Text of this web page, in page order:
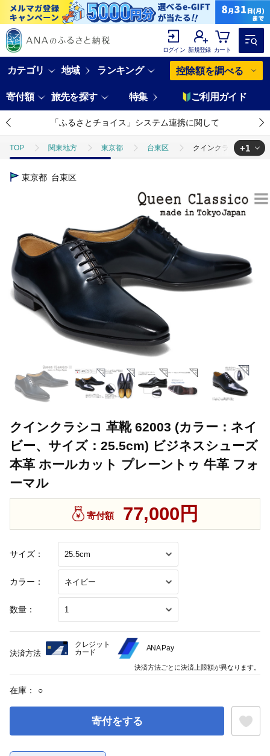
ログイン 新規登録 カート
カテゴリ 地域 ランキング 控除額を調べる
寄付額 旅先を探す 特集 ご利用ガイド
「ふるさとチョイス」システム連携に関して
TOP 関東地方 東京都 台東区 クインクラシコ 革靴
TOP
+1
東京都 台東区
クインクラシコ 革靴 62003 (カラー：ネイ
ビー、サイズ：25.5cm) ビジネスシューズ
本革 ホールカット プレーントゥ 牛革 フォ
ーマル
サイズ：
カラー：
数量：
寄付額 77,000円
在庫： ○
寄付をする
決済方法
クレジット
カード
ANA Pay
決済方法ごとに決済上限額が異なります。